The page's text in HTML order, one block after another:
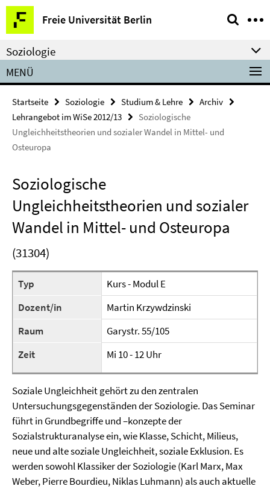
Springe
direkt
zu
Inhalt
Freie Universität Berlin
Service-
Navigation
Soziologie
MENÜ
Startseite Soziologie Studium & Lehre
Archiv
Lehrangebot im WiSe 2012/13
Soziologische
Ungleichheitstheorien und sozialer Wandel in Mittel- und
Osteuropa
Soziologische
Ungleichheitstheorien und sozialer
Wandel in Mittel- und Osteuropa
(31304)
Typ
Kurs - Modul E
Dozent/in
Martin Krzywdzinski
Raum
Garystr. 55/105
Zeit
Mi 10 - 12 Uhr
Soziale Ungleichheit gehört zu den zentralen
Untersuchungsgegenständen der Soziologie. Das Seminar
führt in Grundbegriffe und –konzepte der
Sozialstrukturanalyse ein, wie Klasse, Schicht, Milieus,
neue und alte soziale Ungleichheit, soziale Exklusion. Es
werden sowohl Klassiker der Soziologie (Karl Marx, Max
Weber, Pierre Bourdieu, Niklas Luhmann) als auch aktuelle